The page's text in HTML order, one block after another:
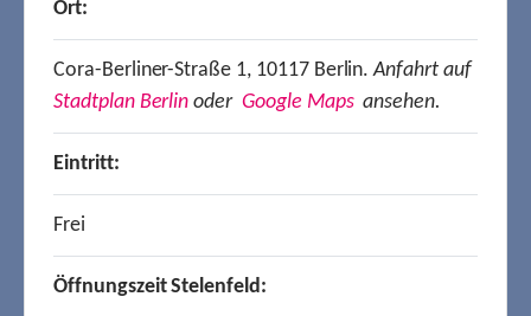
Ort:
Cora-Berliner-Straße 1, 10117 Berlin.Anfahrt auf
Stadtplan Berlin oder Google Mapsansehen.
Eintritt:
Frei
Öffnungszeit Stelenfeld: